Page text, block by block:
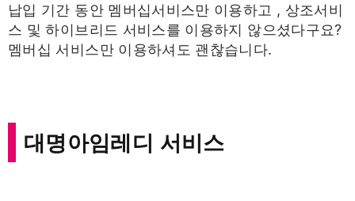
납입 기간 동안 멤버십서비스만 이용하고 , 상조서비
스 및 하이브리드 서비스를 이용하지 않으셨다구요?
멤버십 서비스만 이용하셔도 괜찮습니다.
대명아임레디 서비스